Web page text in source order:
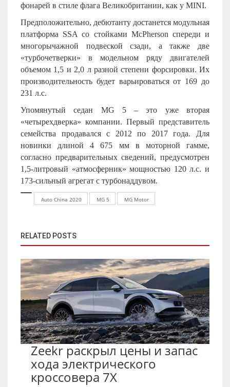
фонарей в стиле флага Великобритании, как у MINI.
Предположительно, дебютанту достанется модульная
платформа SSA со стойками McPherson спереди и
многорычажной подвеской сзади, а также две
«турбочетверки» в модельном ряду двигателей
объемом 1,5 и 2,0 л разной степени форсировки. Их
производительность будет варьироваться от 169 до
231 л.с.
Упомянутый седан MG 5 – это уже вторая
«четырехдверка» компании. Первый представитель
семейства продавался с 2012 по 2017 года. Для
новинки длиной 4 675 мм в моторной гамме,
согласно предварительных сведений, предусмотрен
1,5-литровый «атмосферник» мощностью 120 л.с. и
173-сильный агрегат с турбонаддувом.
Auto China 2020 MG 5 MG Motor
RELATED POSTS
Zeekr раскрыл цены и запас
хода электрического
кроссовера 7X